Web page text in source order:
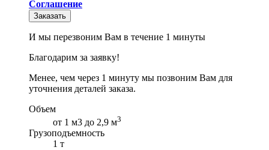
Соглашение
Заказать
И мы перезвоним Вам в течение 1 минуты
Благодарим за заявку!
Менее, чем через 1 минуту мы позвоним Вам для
уточнения деталей заказа.
Объем
от 1 м3 до 2,9 м3
Грузоподъемность
1 т